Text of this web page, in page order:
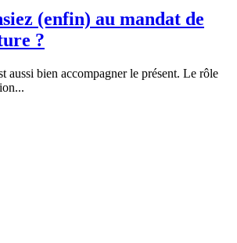
(enfin) au mandat de
?
aussi bien accompagner le présent. Le rôle